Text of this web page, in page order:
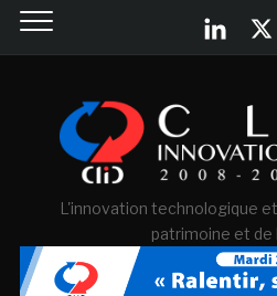
L'innovation technologique
patrimoine et de